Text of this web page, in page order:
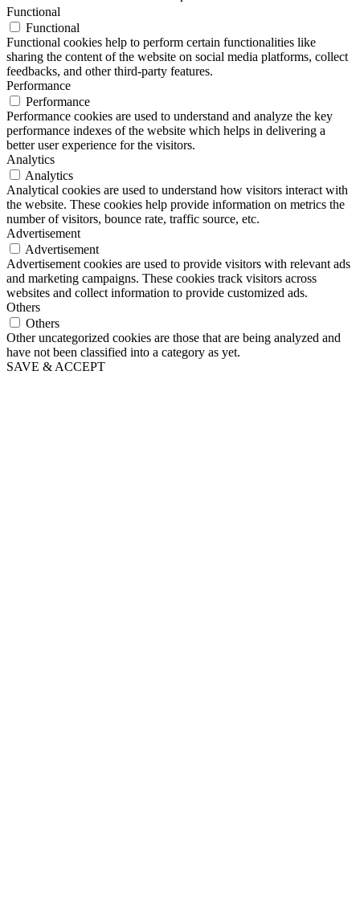
Functional
Functional
Functional cookies help to perform certain functionalities like
sharing the content of the website on social media platforms, collect
feedbacks, and other third-party features.
Performance
Performance
Performance cookies are used to understand and analyze the key
performance indexes of the website which helps in delivering a
better user experience for the visitors.
Analytics
Analytics
Analytical cookies are used to understand how visitors interact with
the website. These cookies help provide information on metrics the
number of visitors, bounce rate, traffic source, etc.
Advertisement
Advertisement
Advertisement cookies are used to provide visitors with relevant ads
and marketing campaigns. These cookies track visitors across
websites and collect information to provide customized ads.
Others
Others
Other uncategorized cookies are those that are being analyzed and
have not been classified into a category as yet.
SAVE & ACCEPT